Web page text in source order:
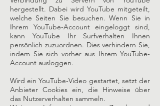
hergestellt. Dabei wird YouTube mitgeteilt,
welche Seiten Sie besuchen. Wenn Sie in
Ihrem YouTube-Account eingeloggt sind,
kann YouTube Ihr Surfverhalten Ihnen
persönlich zuzuordnen. Dies verhindern Sie,
indem Sie sich vorher aus Ihrem YouTube-
Account ausloggen.
Wird ein YouTube-Video gestartet, setzt der
Anbieter Cookies ein, die Hinweise über
das Nutzerverhalten sammeln.